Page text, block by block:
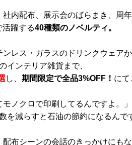
内配布、展示会のばらまき、周
躍する40種類のノベルティ。
レス・ガラスのドリンクウェア
インテリア雑貨まで、
し、 期間限定で全品3%OFF！ にて
モノクロで印刷してるんですよ。」
を減らすと石油の節約になるんで
布シーンの会話のきっかけにも